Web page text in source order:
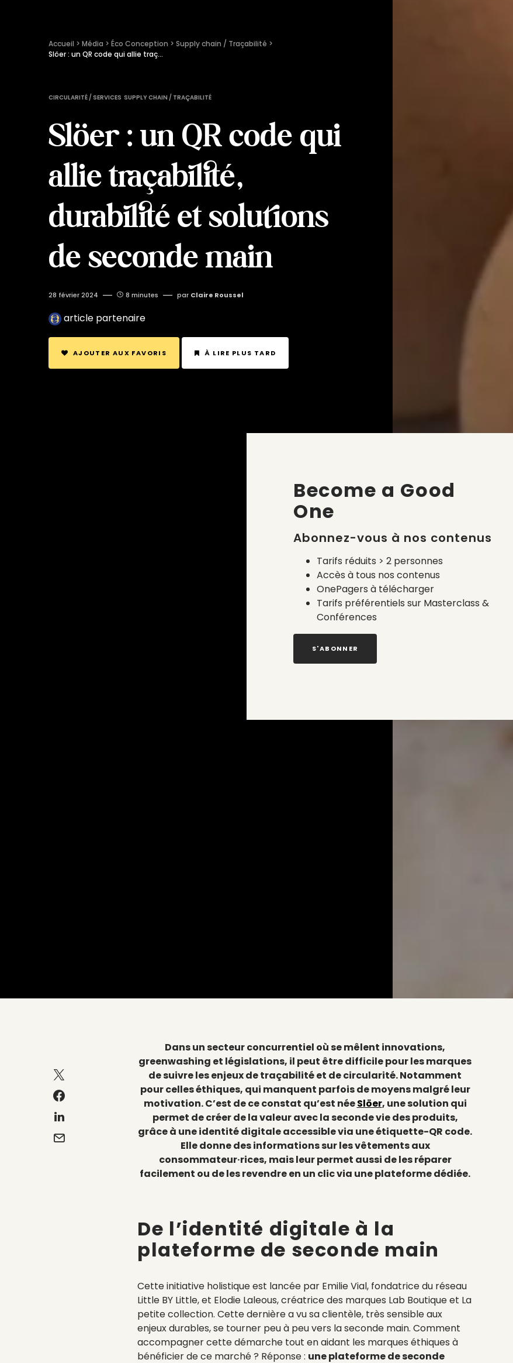
Accueil > Média > Éco Conception > Supply chain / Traçabilité >
Slöer : un QR code qui allie traçabilité, durabilité et solutions de seconde main
CIRCULARITÉ / SERVICES SUPPLY CHAIN / TRAÇABILITÉ
Slöer : un QR code qui
allie traçabilité,
durabilité et solutions
de seconde main
28 février 2024 8 minutes par Claire Roussel
article partenaire
AJOUTER AUX FAVORIS À LIRE PLUS TARD
Dans un secteur concurrentiel où se mêlent innovations,
greenwashing et législations, il peut être difficile pour les marques
de suivre les enjeux de traçabilité et de circularité. Notamment
pour celles éthiques, qui manquent parfois de moyens malgré leur
motivation. C’est de ce constat qu’est néeSlöer, une solution qui
permet de créer de la valeur avec la seconde vie des produits,
grâce à une identité digitale accessible via une étiquette-QR code.
Elle donne des informations sur les vêtements aux
consommateur·rices, mais leur permet aussi de les réparer
facilement ou de les revendre en un clic via une plateforme dédiée.
De l’identité digitale à la
plateforme de seconde main
Cette initiative holistique est lancée par Emilie Vial, fondatrice du réseau
Little BY Little, et Elodie Laleous, créatrice des marques Lab Boutique et La
petite collection. Cette dernière a vu sa clientèle, très sensible aux
enjeux durables, se tourner peu à peu vers la seconde main. Comment
accompagner cette démarche tout en aidant les marques éthiques à
bénéficier de ce marché ? Réponse : une plateforme de seconde
Become a Good
One
Abonnez-vous à nos contenus
Tarifs réduits > 2 personnes
Accès à tous nos contenus
OnePagers à télécharger
Tarifs préférentiels sur Masterclass &
Conférences
S'ABONNER